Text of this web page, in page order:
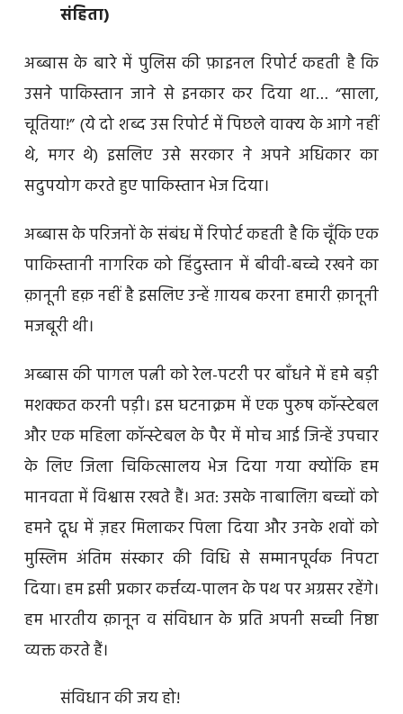
संहिता)
अब्बास के बारे में पुलिस की फ़ाइनल रिपोर्ट कहती है कि
उसने पाकिस्तान जाने से इनकार कर दिया था… “साला,
चूतिया!” (ये दो शब्द उस रिपोर्ट में पिछले वाक्य के आगे नहीं
थे, मगर थे) इसलिए उसे सरकार ने अपने अधिकार का
सदुपयोग करते हुए पाकिस्तान भेज दिया।
अब्बास के परिजनों के संबंध में रिपोर्ट कहती है कि चूँकि एक
पाकिस्तानी नागरिक को हिंदुस्तान में बीवी-बच्चे रखने का
क़ानूनी हक़ नहीं है इसलिए उन्हें ग़ायब करना हमारी क़ानूनी
मजबूरी थी।
अब्बास की पागल पत्नी को रेल-पटरी पर बाँधने में हमे बड़ी
मशक्कत करनी पड़ी। इस घटनाक्रम में एक पुरुष कॉन्स्टेबल
और एक महिला कॉन्स्टेबल के पैर में मोच आई जिन्हें उपचार
के लिए जिला चिकित्सालय भेज दिया गया क्योंकि हम
मानवता में विश्वास रखते हैं। अत: उसके नाबालिग़ बच्चों को
हमने दूध में ज़हर मिलाकर पिला दिया और उनके शवों को
मुस्लिम अंतिम संस्कार की विधि से सम्मानपूर्वक निपटा
दिया। हम इसी प्रकार कर्त्तव्य-पालन के पथ पर अग्रसर रहेंगे।
हम भारतीय क़ानून व संविधान के प्रति अपनी सच्ची निष्ठा
व्यक्त करते हैं।
संविधान की जय हो!